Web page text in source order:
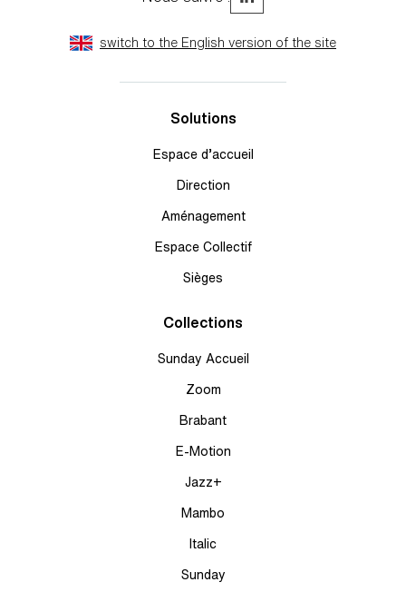
switch to the English version of the site
Solutions
Espace d’accueil
Direction
Aménagement
Espace Collectif
Sièges
Collections
Sunday Accueil
Zoom
Brabant
E-Motion
Jazz+
Mambo
Italic
Sunday